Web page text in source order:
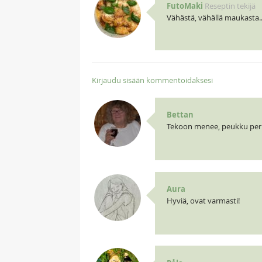
FutoMaki Reseptin tekijä
Vähästä, vähällä
Kirjaudu sisään kommentoidaksesi
Bettan
Tekoon menee, peukku
Aura
Hyviä, ovat varmasti!